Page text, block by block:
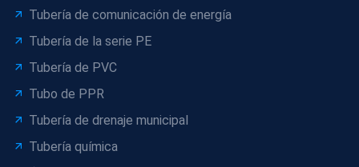
Tubería de comunicación de energía
Tubería de la serie PE
Tubería de PVC
Tubo de PPR
Tubería de drenaje municipal
Tubería química